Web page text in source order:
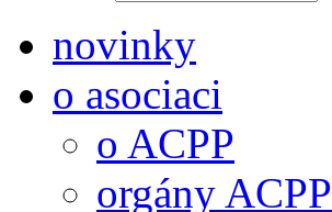
novinky
o asociaci
o ACPP
orgány ACPP